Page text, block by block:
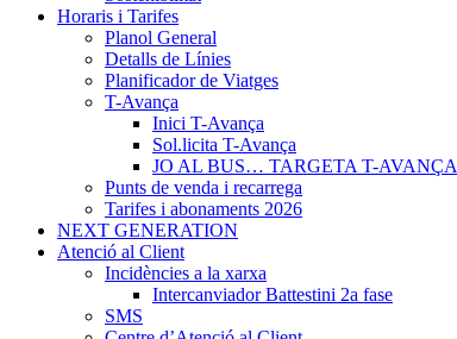
Horaris i Tarifes
Planol General
Detalls de Línies
Planificador de Viatges
T-Avança
Inici T-Avança
Sol.licita T-Avança
JO AL BUS… TARGETA T-AVANÇA
Punts de venda i recarrega
Tarifes i abonaments 2026
NEXT GENERATION
Atenció al Client
Incidències a la xarxa
Intercanviador Battestini 2a fase
SMS